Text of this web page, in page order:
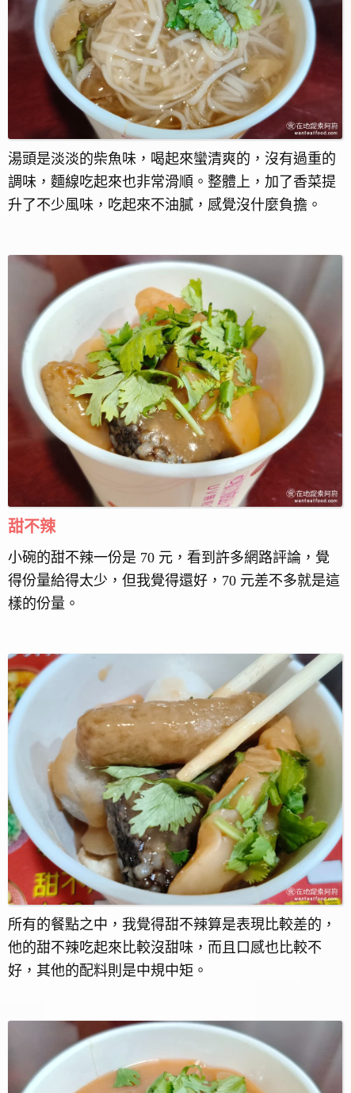
湯頭是淡淡的柴魚味，喝起來蠻清爽的，沒有過重的
調味，麵線吃起來也非常滑順。整體上，加了香菜提
升了不少風味，吃起來不油膩，感覺沒什麼負擔。
甜不辣
小碗的甜不辣一份是 70 元，看到許多網路評論，覺
得份量給得太少，但我覺得還好，70 元差不多就是這
樣的份量。
所有的餐點之中，我覺得甜不辣算是表現比較差的，
他的甜不辣吃起來比較沒甜味，而且口感也比較不
好，其他的配料則是中規中矩。